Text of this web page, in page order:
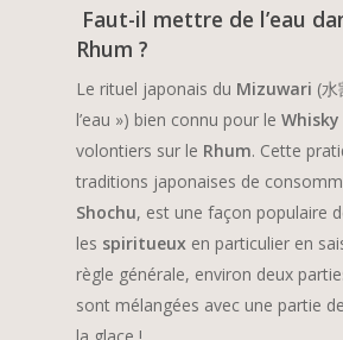
Faut-il mettre de l’eau
Rhum ?
Le rituel japonais du Mizuwari (
l’eau ») bien connu pour le Whisky
volontiers sur le Rhum. Cette
traditions japonaises de
Shochu, est une façon populaire
les spiritueux en particulier en
règle générale, environ deux
sont mélangées avec une partie